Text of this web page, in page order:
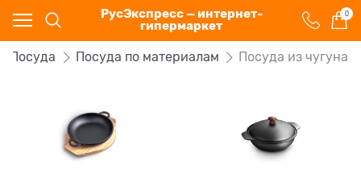
РусЭкспресс — интернет-
гипермаркет
0
Посуда Посуда по материалам Посуда из чугуна